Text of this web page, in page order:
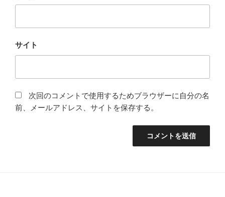
サイト
次回のコメントで使用するためブラウザーに自分の名
前、メールアドレス、サイトを保存する。